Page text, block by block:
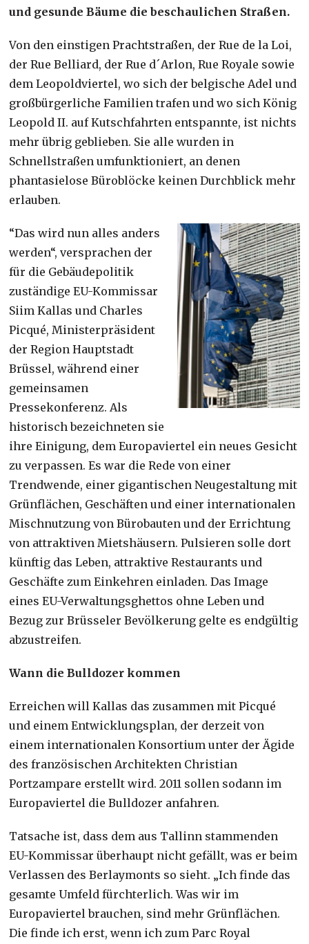
und gesunde Bäume die beschaulichen Straßen.
Von den einstigen Prachtstraßen, der Rue de la Loi,
der Rue Belliard, der Rue d´Arlon, Rue Royale sowie
dem Leopoldviertel, wo sich der belgische Adel und
großbürgerliche Familien trafen und wo sich König
Leopold II. auf Kutschfahrten entspannte, ist nichts
mehr übrig geblieben. Sie alle wurden in
Schnellstraßen umfunktioniert, an denen
phantasielose Büroblöcke keinen Durchblick mehr
erlauben.
“Das wird nun alles anders
werden“, versprachen der
für die Gebäudepolitik
zuständige EU-Kommissar
Siim Kallas und Charles
Picqué, Ministerpräsident
der Region Hauptstadt
Brüssel, während einer
gemeinsamen
Pressekonferenz. Als
historisch bezeichneten sie
ihre Einigung, dem Europaviertel ein neues Gesicht
zu verpassen. Es war die Rede von einer
Trendwende, einer gigantischen Neugestaltung mit
Grünflächen, Geschäften und einer internationalen
Mischnutzung von Bürobauten und der Errichtung
von attraktiven Mietshäusern. Pulsieren solle dort
künftig das Leben, attraktive Restaurants und
Geschäfte zum Einkehren einladen. Das Image
eines EU-Verwaltungsghettos ohne Leben und
Bezug zur Brüsseler Bevölkerung gelte es endgültig
abzustreifen.
Wann die Bulldozer kommen
Erreichen will Kallas das zusammen mit Picqué
und einem Entwicklungsplan, der derzeit von
einem internationalen Konsortium unter der Ägide
des französischen Architekten Christian
Portzampare erstellt wird. 2011 sollen sodann im
Europaviertel die Bulldozer anfahren.
Tatsache ist, dass dem aus Tallinn stammenden
EU-Kommissar überhaupt nicht gefällt, was er beim
Verlassen des Berlaymonts so sieht. „Ich finde das
gesamte Umfeld fürchterlich. Was wir im
Europaviertel brauchen, sind mehr Grünflächen.
Die finde ich erst, wenn ich zum Parc Royal